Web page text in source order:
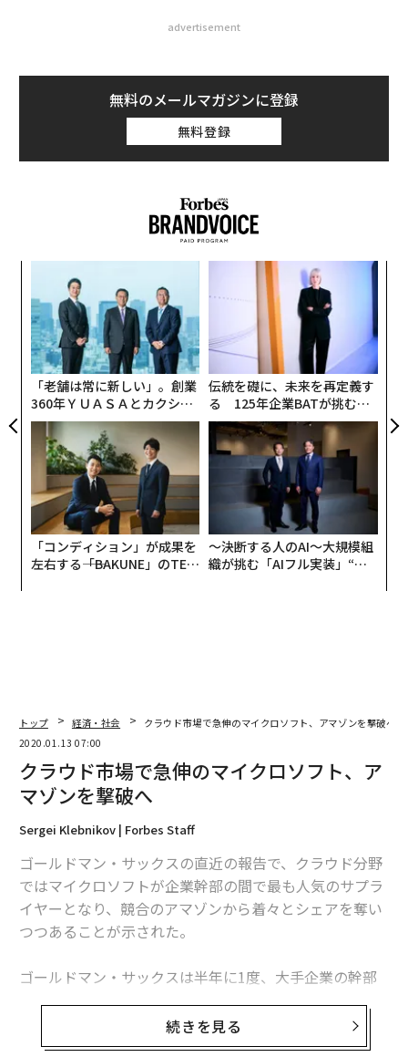
advertisement
無料のメールマガジンに登録
無料登録
「老舗は常に新しい」。創業
360年ＹＵＡＳＡとカクシン
CEO田尻望が語る、AIを超え
る人の価値
伝統を礎に、未来を再定義す
る 125年企業BATが挑むス
モークレスな未来
「コンディション」が成果を
左右する――「BAKUNE」のTEN
〜決断する人のAI〜大規模組
織が挑む「AIフル実装」“使
トップ 経済・社会
クラウド市場で急伸のマイクロソフト、アマゾンを撃破へ
2020.01.13 07:00
クラウド市場で急伸のマイクロソフト、ア
マゾンを撃破へ
Sergei Klebnikov | Forbes Staff
ゴールドマン・サックスの直近の報告で、クラウド分野
ではマイクロソフトが企業幹部の間で最も人気のサプラ
イヤーとなり、競合のアマゾンから着々とシェアを奪い
つつあることが示された。
ゴールドマン・サックスは半年に1度、大手企業の幹部
ポートをまとめている。それによるとクラウド市場の売
上ではアマゾンが依然として首位だが、支持率ではマイ
続きを見る